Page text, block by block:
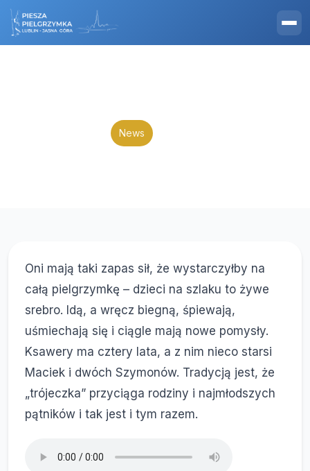
News
Oni mają taki zapas sił, że wystarczyłby na
całą pielgrzymkę – dzieci na szlaku to żywe
srebro. Idą, a wręcz biegną, śpiewają,
uśmiechają się i ciągle mają nowe pomysły.
Ksawery ma cztery lata, a z nim nieco starsi
Maciek i dwóch Szymonów. Tradycją jest, że
„trójeczka” przyciąga rodziny i najmłodszych
pątników i tak jest i tym razem.